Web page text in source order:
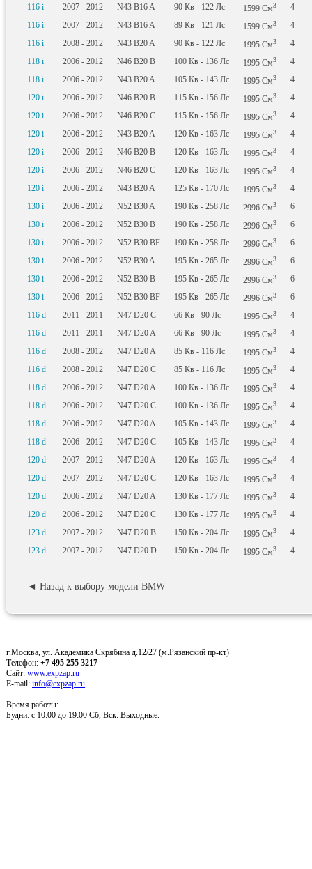
116 i
2007 - 2012 N43 B16 A 90 Кв - 122 Лс 1599 См3
4
116 i
2007 - 2012 N43 B16 A 89 Кв - 121 Лс 1599 См3
4
116 i
2008 - 2012 N43 B20 A 90 Кв - 122 Лс 1995 См3
4
118 i
2006 - 2012 N46 B20 B 100 Кв - 136 Лс 1995 См3
4
118 i
2006 - 2012 N43 B20 A 105 Кв - 143 Лс 1995 См3
4
120 i
2006 - 2012 N46 B20 B 115 Кв - 156 Лс 1995 См3
4
120 i
2006 - 2012 N46 B20 C 115 Кв - 156 Лс 1995 См3
4
120 i
2006 - 2012 N43 B20 A 120 Кв - 163 Лс 1995 См3
4
120 i
2006 - 2012 N46 B20 B 120 Кв - 163 Лс 1995 См3
4
120 i
2006 - 2012 N46 B20 C 120 Кв - 163 Лс 1995 См3
4
120 i
2006 - 2012 N43 B20 A 125 Кв - 170 Лс 1995 См3
4
130 i
2006 - 2012 N52 B30 A 190 Кв - 258 Лс 2996 См3
6
130 i
2006 - 2012 N52 B30 B 190 Кв - 258 Лс 2996 См3
6
130 i
2006 - 2012 N52 B30 BF 190 Кв - 258 Лс 2996 См3
6
130 i
2006 - 2012 N52 B30 A 195 Кв - 265 Лс 2996 См3
6
130 i
2006 - 2012 N52 B30 B 195 Кв - 265 Лс 2996 См3
6
130 i
2006 - 2012 N52 B30 BF 195 Кв - 265 Лс 2996 См3
6
116 d
2011 - 2011 N47 D20 C 66 Кв - 90 Лс 1995 См3
4
116 d
2011 - 2011 N47 D20 A 66 Кв - 90 Лс 1995 См3
4
116 d
2008 - 2012 N47 D20 A 85 Кв - 116 Лс 1995 См3
4
116 d
2008 - 2012 N47 D20 C 85 Кв - 116 Лс 1995 См3
4
118 d
2006 - 2012 N47 D20 A 100 Кв - 136 Лс 1995 См3
4
118 d
2006 - 2012 N47 D20 C 100 Кв - 136 Лс 1995 См3
4
118 d
2006 - 2012 N47 D20 A 105 Кв - 143 Лс 1995 См3
4
118 d
2006 - 2012 N47 D20 C 105 Кв - 143 Лс 1995 См3
4
120 d
2007 - 2012 N47 D20 A 120 Кв - 163 Лс 1995 См3
4
120 d
2007 - 2012 N47 D20 C 120 Кв - 163 Лс 1995 См3
4
120 d
2006 - 2012 N47 D20 A 130 Кв - 177 Лс 1995 См3
4
120 d
2006 - 2012 N47 D20 C 130 Кв - 177 Лс 1995 См3
4
123 d
2007 - 2012 N47 D20 B 150 Кв - 204 Лс 1995 См3
4
123 d
2007 - 2012 N47 D20 D 150 Кв - 204 Лс 1995 См3 4
◄ Назад к выбору модели BMW
г.Москва, ул. Академика Скрябина д.12/27 (м.Рязанский пр-кт)
Телефон: +7 495 255 3217
Сайт: www.expzap.ru
E-mail: info@expzap.ru
Время работы:
Будни: c 10:00 до 19:00 Сб, Вск: Выходные.